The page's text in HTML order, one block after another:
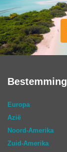
Bestemming
Europa
Azië
Noord-Amerika
Zuid-Amerika